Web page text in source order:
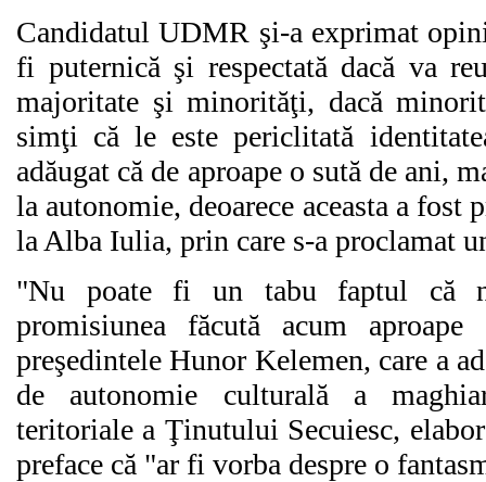
Candidatul UDMR şi-a exprimat
fi puternică şi respectată dacă va
majoritate şi minorităţi, dacă
simţi că le este periclitată
adăugat că de aproape o sută de ani,
la autonomie, deoarece aceasta a
la Alba Iulia, prin care s-a proclamat
"Nu poate fi un tabu faptul că
promisiunea făcută acum
preşedintele Hunor Kelemen, care a
de autonomie culturală a
teritoriale a Ţinutului Secuiesc,
preface că "ar fi vorba despre o